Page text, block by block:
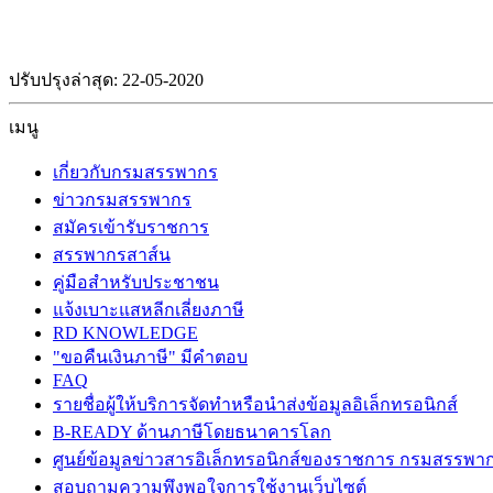
ปรับปรุงล่าสุด: 22-05-2020
เมนู
เกี่ยวกับกรมสรรพากร
ข่าวกรมสรรพากร
สมัครเข้ารับราชการ
สรรพากรสาส์น
คู่มือสำหรับประชาชน
แจ้งเบาะแสหลีกเลี่ยงภาษี
RD KNOWLEDGE
"ขอคืนเงินภาษี" มีคำตอบ
FAQ
รายชื่อผู้ให้บริการจัดทำหรือนำส่งข้อมูลอิเล็กทรอนิกส์
B-READY ด้านภาษีโดยธนาคารโลก
ศูนย์ข้อมูลข่าวสารอิเล็กทรอนิกส์ของราชการ กรมสรรพา
สอบถามความพึงพอใจการใช้งานเว็บไซต์